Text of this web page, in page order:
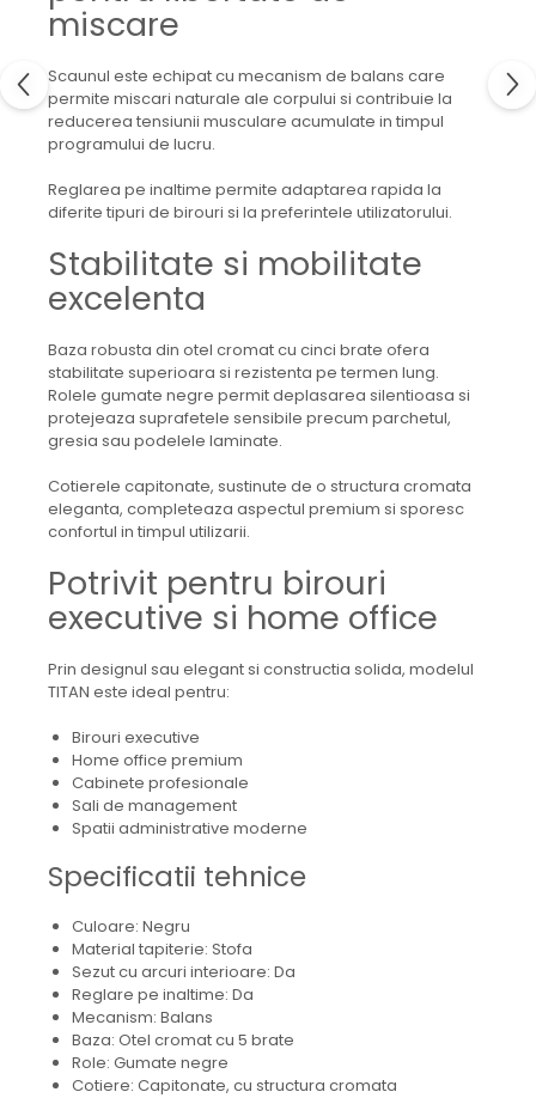
miscare
Scaunul este echipat cu mecanism de balans care
permite miscari naturale ale corpului si contribuie la
reducerea tensiunii musculare acumulate in timpul
programului de lucru.
Reglarea pe inaltime permite adaptarea rapida la
diferite tipuri de birouri si la preferintele utilizatorului.
Stabilitate si mobilitate
excelenta
Baza robusta din otel cromat cu cinci brate ofera
stabilitate superioara si rezistenta pe termen lung.
Rolele gumate negre permit deplasarea silentioasa si
protejeaza suprafetele sensibile precum parchetul,
gresia sau podelele laminate.
Cotierele capitonate, sustinute de o structura cromata
eleganta, completeaza aspectul premium si sporesc
confortul in timpul utilizarii.
Potrivit pentru birouri
executive si home office
Prin designul sau elegant si constructia solida, modelul
TITAN este ideal pentru:
Birouri executive
Home office premium
Cabinete profesionale
Sali de management
Spatii administrative moderne
Specificatii tehnice
Culoare: Negru
Material tapiterie: Stofa
Sezut cu arcuri interioare: Da
Reglare pe inaltime: Da
Mecanism: Balans
Baza: Otel cromat cu 5 brate
Role: Gumate negre
Cotiere: Capitonate, cu structura cromata